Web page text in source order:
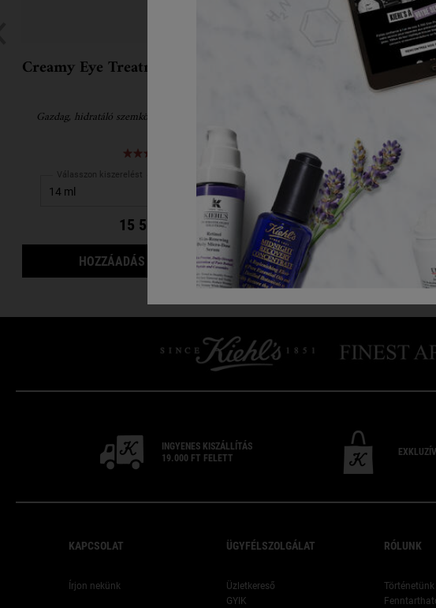
Creamy Eye Treatment with Avocado
Gazdag, hidratáló szemkörnyékápoló avokádóolajjal
Válasszon kiszerelést
15 500 Ft
HOZZÁADÁS A KOSÁRHOZCREAMY EYE TREATMENT WITH
Ultra
Válasszon kiszerelést
HOZZÁADÁS A
INGYENES KISZÁLLÍTÁS
19.000 FT FELETT
EXKLUZÍV
KAPCSOLAT
Írjon nekünk
ÜGYFÉLSZOLGÁLAT
Üzletkereső
GYIK
RÓLUNK
Történetünk